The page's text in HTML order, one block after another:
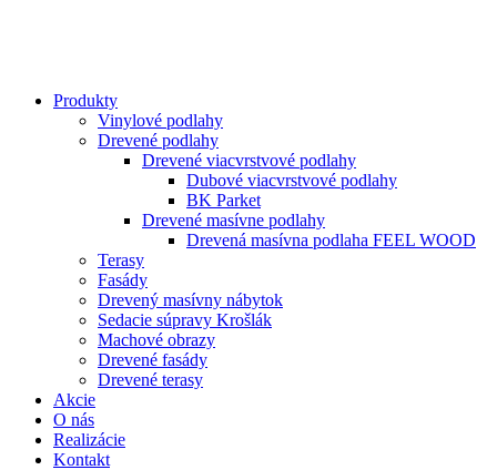
Produkty
Vinylové podlahy
Drevené podlahy
Drevené viacvrstvové podlahy
Dubové viacvrstvové podlahy
BK Parket
Drevené masívne podlahy
Drevená masívna podlaha FEEL WOOD
Terasy
Fasády
Drevený masívny nábytok
Sedacie súpravy Krošlák
Machové obrazy
Drevené fasády
Drevené terasy
Akcie
O nás
Realizácie
Kontakt